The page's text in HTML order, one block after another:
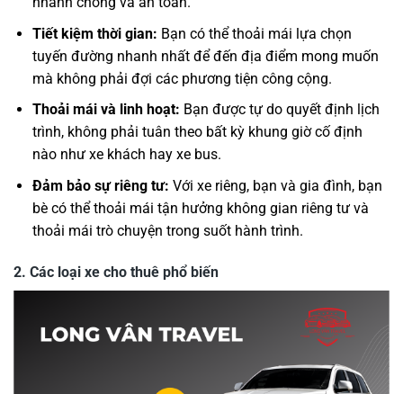
Tiết kiệm thời gian: Bạn có thể thoải mái lựa chọn
tuyến đường nhanh nhất để đến địa điểm mong muốn
mà không phải đợi các phương tiện công cộng.
Thoải mái và linh hoạt: Bạn được tự do quyết định lịch
trình, không phải tuân theo bất kỳ khung giờ cố định
nào như xe khách hay xe bus.
Đảm bảo sự riêng tư: Với xe riêng, bạn và gia đình, bạn
bè có thể thoải mái tận hưởng không gian riêng tư và
thoải mái trò chuyện trong suốt hành trình.
2. Các loại xe cho thuê phổ biến